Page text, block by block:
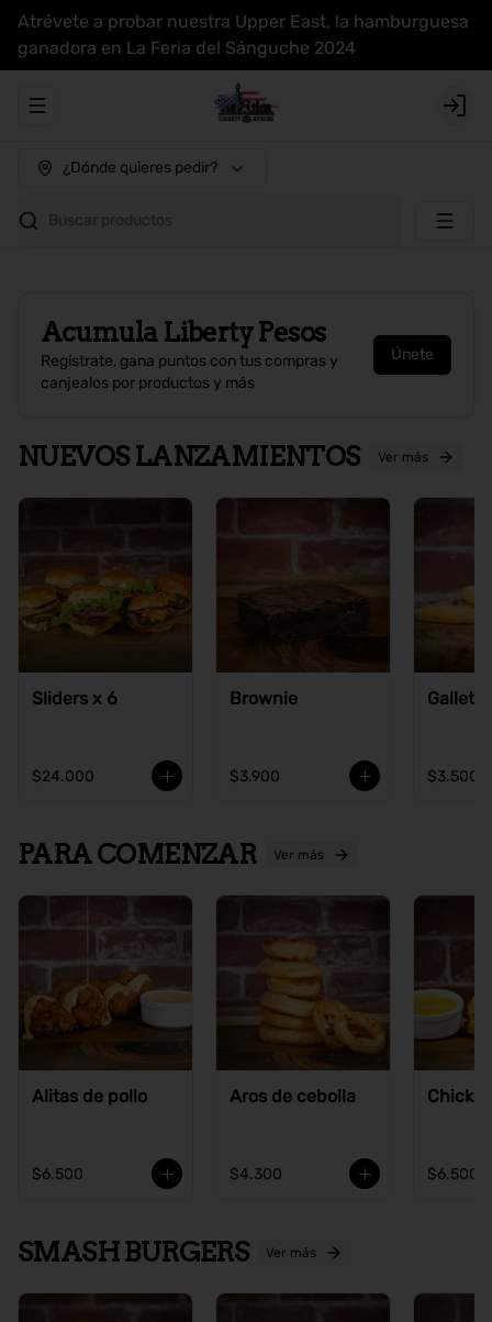
Atrévete a probar nuestra Upper East, la hamburguesa
ganadora en La Feria del Sánguche 2024
Abrir menu de navegación Login
¿Dónde quieres pedir?
Buscar productos
Acumula Liberty Pesos
Regístrate, gana puntos con tus compras y
canjealos por productos y más
Únete
NUEVOS LANZAMIENTOS Ver más
Sliders x 6
$24.000
Brownie
$3.900
Galletas
$3.500
PARA COMENZAR Ver más
Alitas de pollo
$6.500
Aros de cebolla
$4.300 $6.500
SMASH BURGERS Ver más